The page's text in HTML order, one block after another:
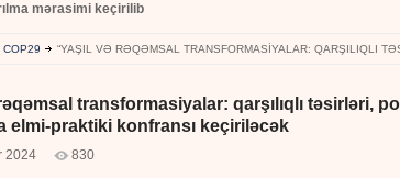
mərasimi keçirilib
COP29 “YAŞIL VƏ RƏQƏMSAL TRANSFORMASIYALAR: QARŞILIQLI
transformasiyalar: qarşılıqlı təsirləri,
elmi-praktiki konfransı keçiriləcək
2024 830